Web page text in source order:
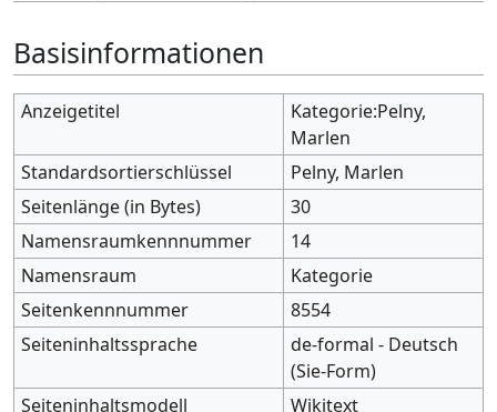
Basisinformationen
Anzeigetitel
Kategorie:Pelny,
Marlen
Standardsortierschlüssel
Pelny, Marlen
Seitenlänge (in Bytes)
30
Namensraumkennnummer
14
Namensraum
Kategorie
Seitenkennnummer
8554
Seiteninhaltssprache
de-formal - Deutsch
(Sie-Form)
Seiteninhaltsmodell
Wikitext